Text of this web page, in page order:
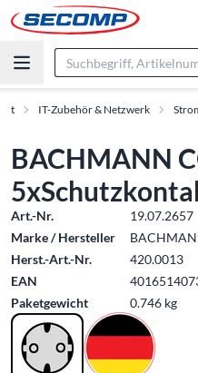
IT-Zubehör & Netzwerk
BACHMANN
Art.-Nr.
19.07.2657
Marke / Hersteller
Herst.-Art.-Nr.
420.0013
EAN
Paketgewicht
0.746 kg